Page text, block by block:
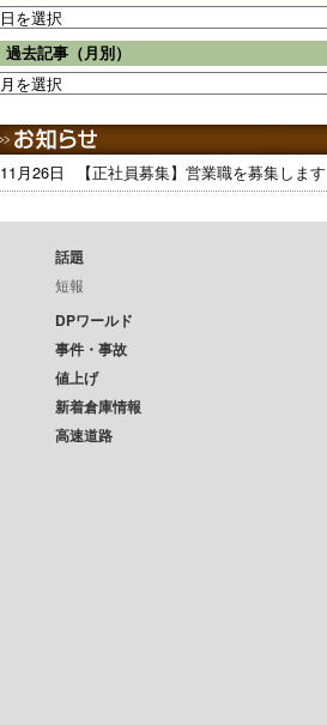
過去記事（月別）
11月26日 【正社員募集】営業職を募集します
話題
短報
DPワールド
事件・事故
値上げ
新着倉庫情報
高速道路